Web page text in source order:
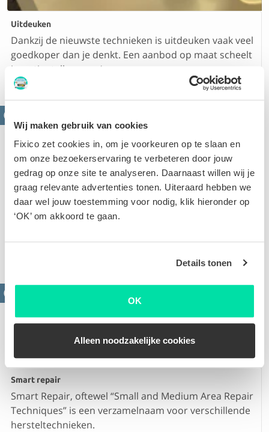
Wij maken gebruik van cookies
Fixico zet cookies in, om je voorkeuren op te slaan en
om onze bezoekerservaring te verbeteren door jouw
gedrag op onze site te analyseren. Daarnaast willen wij je
graag relevante advertenties tonen. Uiteraard hebben we
daar wel jouw toestemming voor nodig, klik hieronder op
‘OK’ om akkoord te gaan.
Details tonen
OK
Alleen noodzakelijke cookies
Uitdeuken
Dankzij de nieuwste technieken is uitdeuken vaak veel
goedkoper dan je denkt. Een aanbod op maat scheelt
je zo tientallen euro’s
Krassen verwijderen
Oppervlakkige of diepe krassen. Op basis van de
Smart repair
Smart Repair, oftewel “Small and Medium Area Repair
Techniques” is een verzamelnaam voor verschillende
hersteltechnieken.